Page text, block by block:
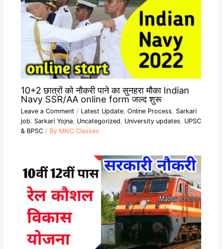
10+2 छात्रों को नौकरी पाने का सुनहरा मौका Indian
Navy SSR/AA online form जल्द शुरू
Leave a Comment / Latest Update, Online Process, Sarkari
job, Sarkari Yojna, Uncategorized, University updates, UPSC
& BPSC/ By MNC Classes